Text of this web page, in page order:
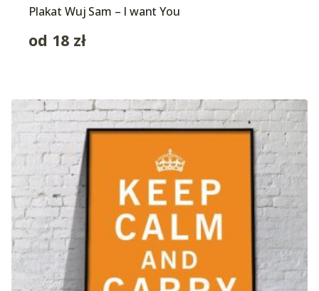
Plakat Wuj Sam – I want You
od 18 zł